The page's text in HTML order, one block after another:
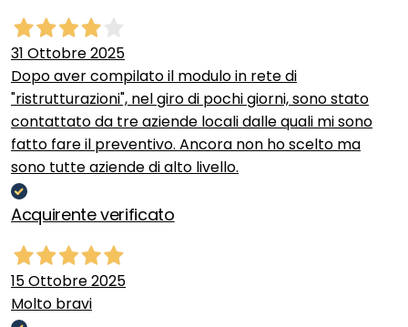
31 Ottobre 2025
Dopo aver compilato il modulo in rete di
"ristrutturazioni", nel giro di pochi giorni, sono stato
contattato da tre aziende locali dalle quali mi sono
fatto fare il preventivo. Ancora non ho scelto ma
sono tutte aziende di alto livello.
Acquirente verificato
15 Ottobre 2025
Molto bravi